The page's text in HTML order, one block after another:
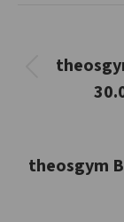
theosgym